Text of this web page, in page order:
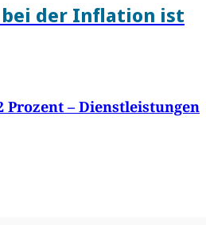
der Inflation ist
– Dienstleistungen